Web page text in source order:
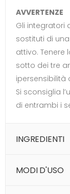
AVVERTENZE
Gli integratori
sostituti di
attivo.
sotto dei tre
ipersensibilità
Si sconsiglia
di entrambi i
INGREDIENTI
MODI D'USO